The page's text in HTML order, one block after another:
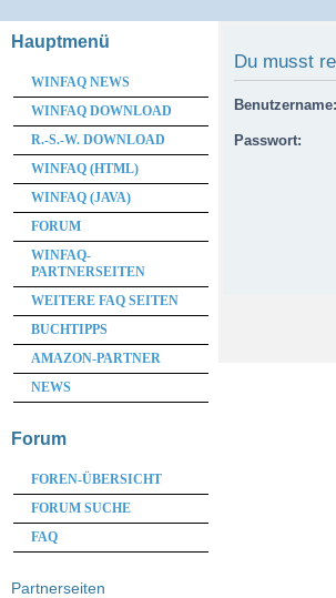
Du musst
Benutzername:
Passwort:
Hauptmenü
WINFAQ NEWS
WINFAQ DOWNLOAD
R.-S.-W. DOWNLOAD
WINFAQ (HTML)
WINFAQ (JAVA)
FORUM
WINFAQ-
PARTNERSEITEN
WEITERE FAQ SEITEN
BUCHTIPPS
AMAZON-PARTNER
NEWS
Forum
FOREN-ÜBERSICHT
FORUM SUCHE
FAQ
Partnerseiten